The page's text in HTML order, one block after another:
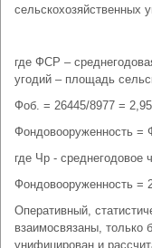
сельскохозяйственных
где ФСР –
угодий – площадь
Фоб. = 26445/8977 =
Фондовооруженность
где Чр - среднегодовое
Фондовооруженность =
Оперативный,
взаимосвязаны, только
унифицирован и